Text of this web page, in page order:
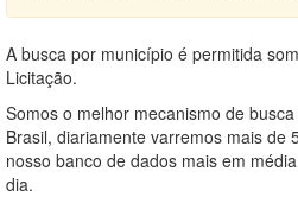
A busca por município é permitida
Licitação.
Somos o melhor mecanismo de
Brasil, diariamente varremos mais de
nosso banco de dados mais em
dia.